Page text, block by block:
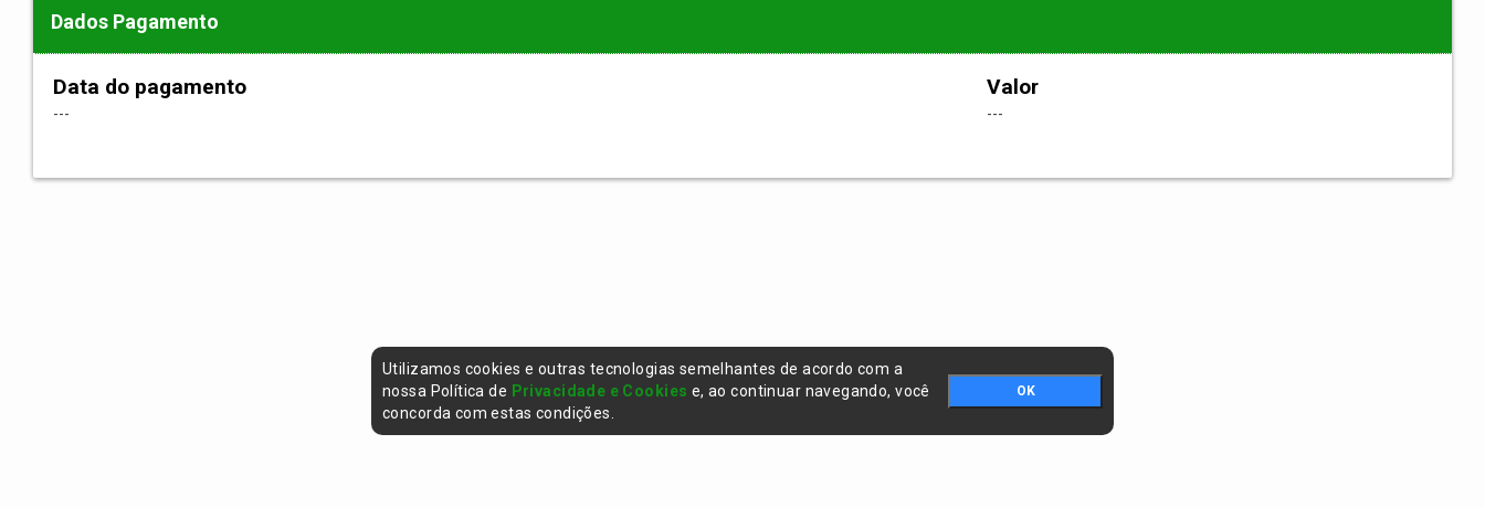
Dados Pagamento
Data do pagamento
---
Valor
---
Utilizamos cookies e outras tecnologias semelhantes de acordo com a
nossa Política de Privacidade e Cookies e, ao continuar navegando, você
concorda com estas condições.
OK